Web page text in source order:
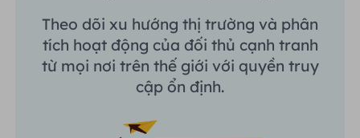
Theo dõi xu hướng thị trường và phân
tích hoạt động của đối thủ cạnh tranh
từ mọi nơi trên thế giới với quyền truy
cập ổn định.